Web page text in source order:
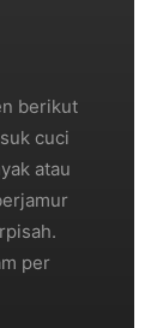
berikut
cuci
atau
per